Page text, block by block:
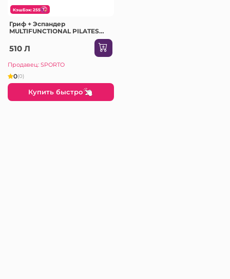
КэшБэк: 255
Гриф + Эспандер
MULTIFUNCTIONAL PILATES
510 Л
Продавец: SPORTO
0(0)
Купить быстро